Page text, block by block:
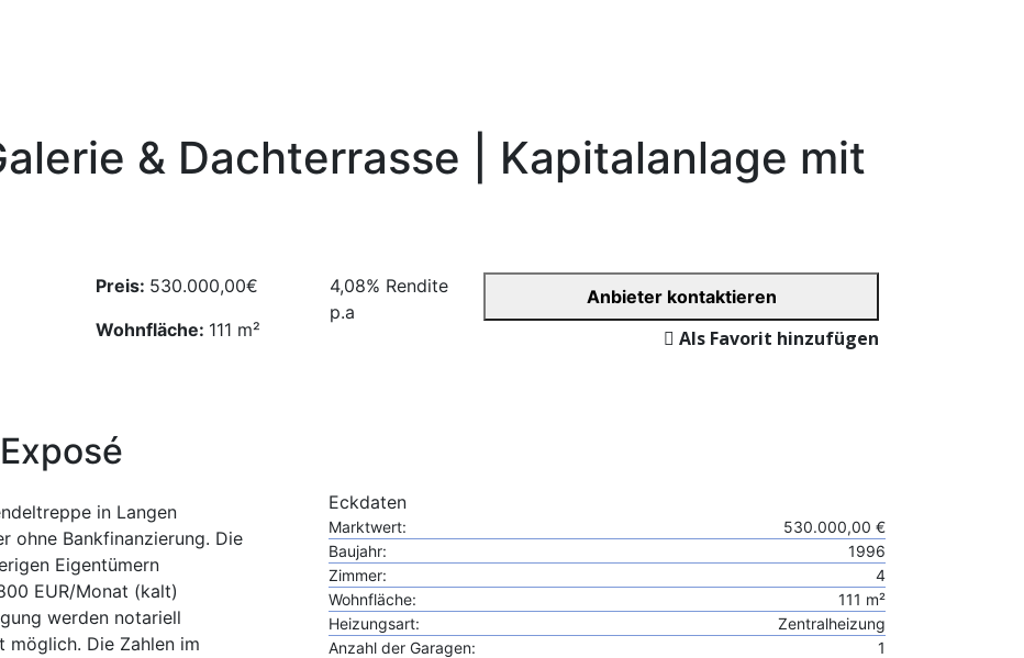
& Dachterrasse | Kapitalanlage mit
Preis: 530.000,00€
Wohnfläche: 111 m²
4,08% Rendite
p.a
Anbieter kontaktieren
Als Favorit hinzufügen
Exposé
in Langen
ohne Bankfinanzierung. Die
Eigentümern
EUR/Monat (kalt)
werden notariell
möglich. Die Zahlen im
Eckdaten
Marktwert:
530.000,00 €
Baujahr:
1996
Zimmer:
4
Wohnfläche:
111 m²
Heizungsart:
Zentralheizung
Anzahl der Garagen:
1